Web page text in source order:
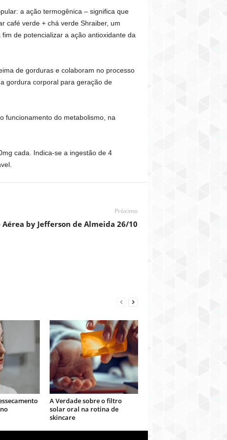
a ação termogênica – significa que
café verde + chá verde Shraiber, um
de potencializar a ação antioxidante da
de gorduras e colaboram no processo
gordura corporal para geração de
funcionamento do metabolismo, na
cada. Indica-se a ingestão de 4
Próximo
Aérea by Jefferson de Almeida 26/10
A Verdade sobre o filtro
solar oral na rotina de
skincare